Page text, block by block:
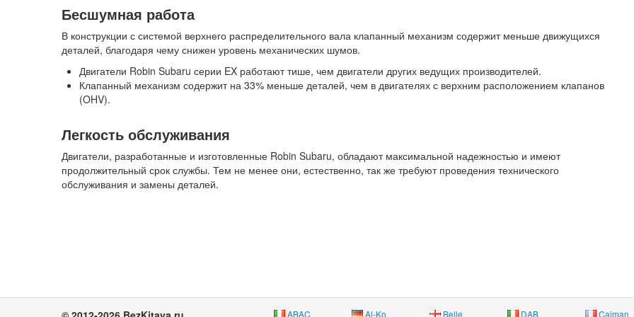
Бесшумная работа
В конструкции с системой верхнего распределительного вала клапанный механизм содержит меньше движущихся
деталей, благодаря чему снижен уровень механических шумов.
Двигатели Robin Subaru серии EX работают тише, чем двигатели других ведущих производителей.
Клапанный механизм содержит на 33% меньше деталей, чем в двигателях с верхним расположением клапанов
(OHV).
Легкость обслуживания
Двигатели, разработанные и изготовленные Robin Subaru, обладают максимальной надежностью и имеют
продолжительный срок службы. Тем не менее они, естественно, так же требуют проведения технического
обслуживания и замены деталей.
ABAC Al-Ko Belle DAB Caiman